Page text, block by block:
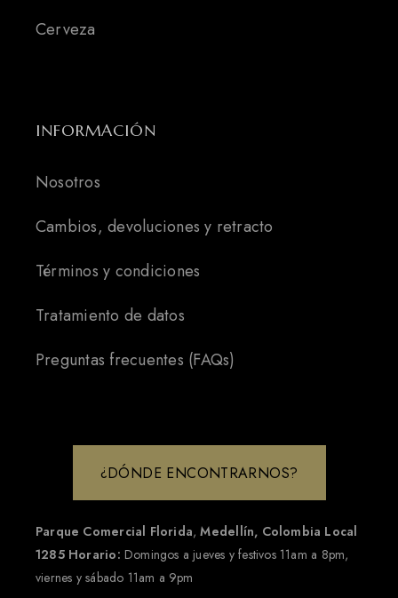
Cerveza
INFORMACIÓN
Nosotros
Cambios, devoluciones y retracto
Términos y condiciones
Tratamiento de datos
Preguntas frecuentes (FAQs)
¿DÓNDE ENCONTRARNOS?
Parque Comercial Florida,Medellín, Colombia Local
1285 Horario: Domingos a jueves y festivos 11am a 8pm,
viernes y sábado 11am a 9pm